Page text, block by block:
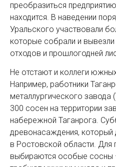
преобразиться
находится. В наведении
Уральского участвовали
которые собрали и
отходов и прошлогодней
Не отстают и коллеги
Например, работники
металлургического
300 сосен на территории
набережной Таганрога.
древонасаждения,
в Ростовской области. Для
выбираются особые сосны